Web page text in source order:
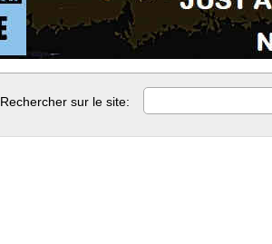
Rechercher sur le site: